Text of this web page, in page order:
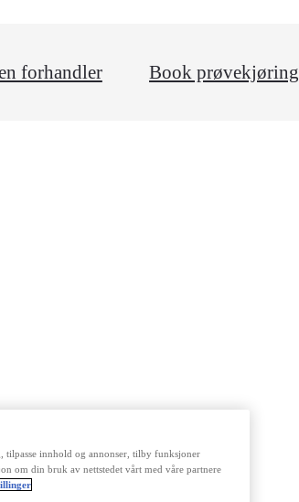
forhandler Book prøvekjøring
tilpasse innhold og annonser, tilby funksjoner
om din bruk av nettstedet vårt med våre partnere